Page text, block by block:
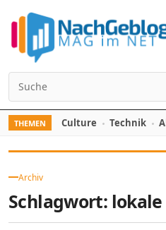
Search for:
THEMEN Culture Technik
Archiv
Schlagwort: